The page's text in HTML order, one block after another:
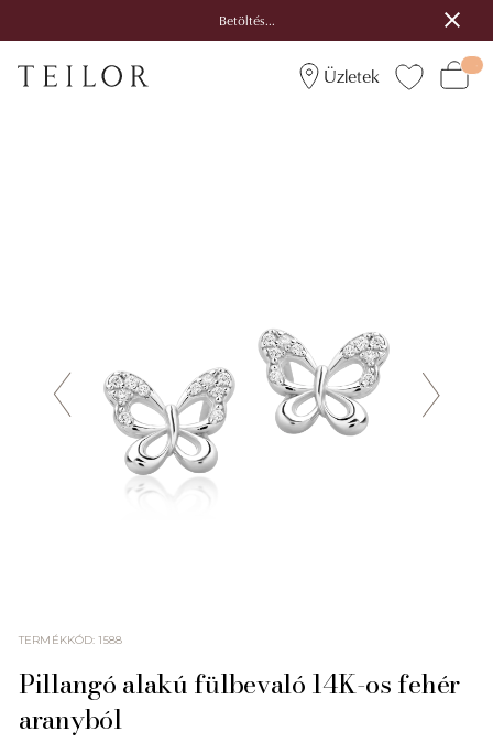
Betöltés...
Üzletek
TERMÉKKÓD:1588
Pillangó alakú fülbevaló 14K-os fehér
aranyból